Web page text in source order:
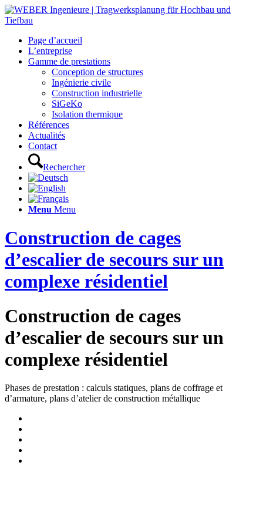
Page d’accueil
L’entreprise
Gamme de prestations
Conception de structures
Ingénierie civile
Construction industrielle
SiGeKo
Isolation thermique
Références
Actualités
Contact
Rechercher
Menu Menu
Construction de cages
d’escalier de secours sur un
complexe résidentiel
Construction de cages
d’escalier de secours sur un
complexe résidentiel
Phases de prestation : calculs statiques, plans de coffrage et
d’armature, plans d’atelier de construction métallique